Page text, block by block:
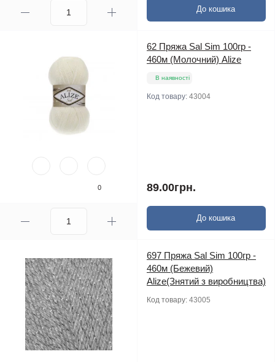
До кошика
0
62 Пряжа Sal Sim 100гр -
460м (Молочний) Alize
В наявності
Код товару: 43004
89.00грн.
До кошика
697 Пряжа Sal Sim 100гр -
460м (Бежевий)
Alize(Знятий з виробництва)
Код товару: 43005